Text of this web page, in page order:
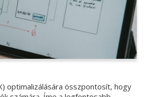
optimalizálására összpontosít, hogy